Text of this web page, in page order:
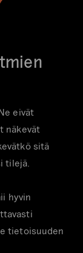
eivät
näkevät
sitä
tilejä.
hyvin
tietoisuuden